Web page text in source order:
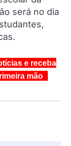
será no dia
e receba
mão